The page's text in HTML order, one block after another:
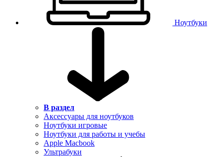
Ноутбуки
В раздел
Аксессуары для ноутбуков
Ноутбуки игровые
Ноутбуки для работы и учебы
Apple Macbook
Ультрабуки